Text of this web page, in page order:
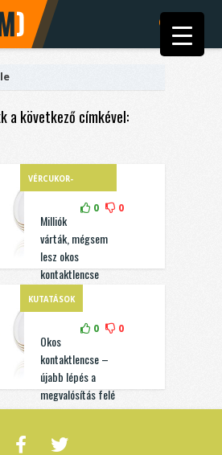
a következő címkével:
VÉRCUKOR-
0 0
Milliók
várták, mégsem
lesz okos
kontaktlencse
KUTATÁSOK
0 0
Okos
kontaktlencse –
újabb lépés a
megvalósítás felé